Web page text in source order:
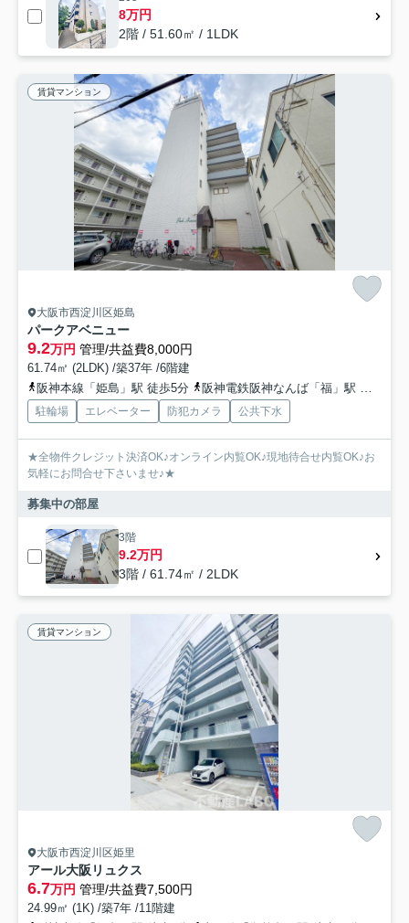
8万円
2階 / 51.60㎡ / 1LDK
賃貸マンション
大阪市西淀川区姫島
パークアベニュー
9.2万円 管理/共益費8,000円
61.74㎡ (2LDK) /築37年 /6階建
阪神本線「姫島」駅 徒歩5分
阪神電鉄阪神なんば「福」駅 徒歩17分
駐輪場 エレベーター 防犯カメラ 公共下水
★全物件クレジット決済OK♪オンライン内覧OK♪現地待合せ内覧OK♪お
気軽にお問合せ下さいませ♪★
募集中の部屋
3階
9.2万円
3階 / 61.74㎡ / 2LDK
賃貸マンション
大阪市西淀川区姫里
アール大阪リュクス
6.7万円 管理/共益費7,500円
24.99㎡ (1K) /築7年 /11階建